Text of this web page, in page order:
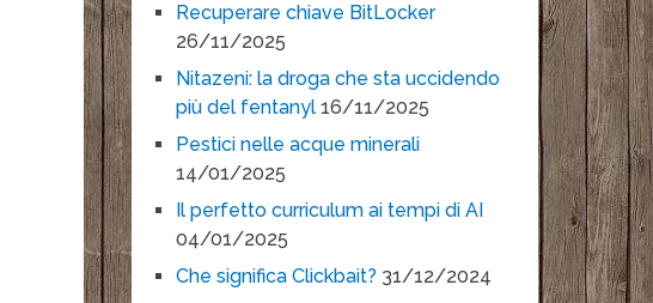
Recuperare chiave BitLocker
26/11/2025
Nitazeni: la droga che sta uccidendo
più del fentanyl 16/11/2025
Pestici nelle acque minerali
14/01/2025
Il perfetto curriculum ai tempi di AI
04/01/2025
Che significa Clickbait? 31/12/2024